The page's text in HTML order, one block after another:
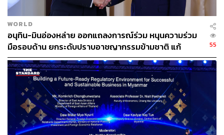
“ถ้าเราถูกจับได้ขณะที่กำลังหลบหนี กองทัพจะสั่งให้เราทำ
ตามสิ่งที่เขาต้องการ ถ้าหากเราขัดคำสั่ง เราอาจถูกจำคุก 13
ปี หรืออาจถูกฆ่าตาย” – อ่อง (นามสมมติ), ตำรวจเมียนมาวัย
28 ปีที่ลี้ภัยมายังอินเดีย
WORLD
อนุทิน-มินอ่องหล่าย ออกแถลงการณ์ร่วม หนุนความร่วม
มือรอบด้าน ยกระดับปราบอาชญากรรมข้ามชาติ แก้
ปัญหาหมอกควัน-มลพิษทางน้ำ
55